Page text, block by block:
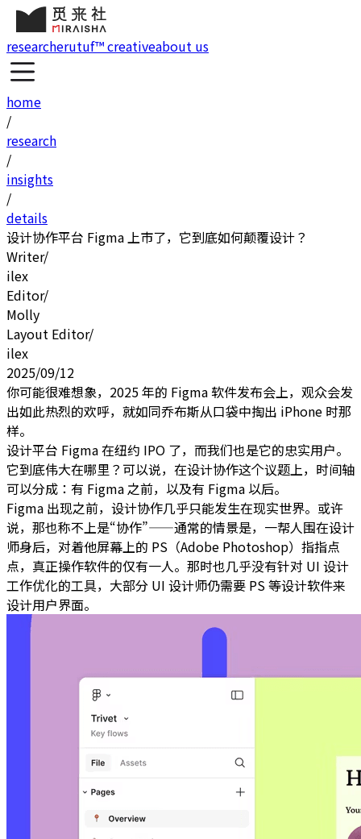
researcherutuf™ creativeabout us
home
/
research
/
insights
/
details
设计协作平台 Figma 上市了，它到底如何颠覆设计？
Writer/
ilex
Editor/
Molly
Layout Editor/
ilex
2025/09/12
你可能很难想象，2025 年的 Figma 软件发布会上，观众会发
出如此热烈的欢呼，就如同乔布斯从口袋中掏出 iPhone 时那
样。
设计平台 Figma 在纽约 IPO 了，而我们也是它的忠实用户。
它到底伟大在哪里？可以说，在设计协作这个议题上，时间轴
可以分成：有 Figma 之前，以及有 Figma 以后。
Figma 出现之前，设计协作几乎只能发生在现实世界。或许
说，那也称不上是“协作”——通常的情景是，一帮人围在设计
师身后，对着他屏幕上的 PS（Adobe Photoshop）指指点
点，真正操作软件的仅有一人。那时也几乎没有针对 UI 设计
工作优化的工具，大部分 UI 设计师仍需要 PS 等设计软件来
设计用户界面。